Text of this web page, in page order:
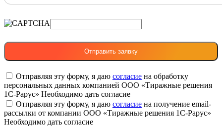
Отправляя эту форму, я даю согласие на обработку
персональных данных компанией ООО «Тиражные решения
1С-Рарус» Необходимо дать согласие
Отправляя эту форму, я даю согласие на получение email-
рассылки от компании ООО «Тиражные решения 1С-Рарус»
Необходимо дать согласие